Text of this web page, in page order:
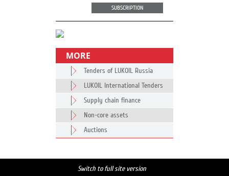
SUBSCRIPTION
MORE
Tenders of LUKOIL Russia
LUKOIL International Tenders
Supply chain finance
Non-core assets
Auctions
Switch to full site version